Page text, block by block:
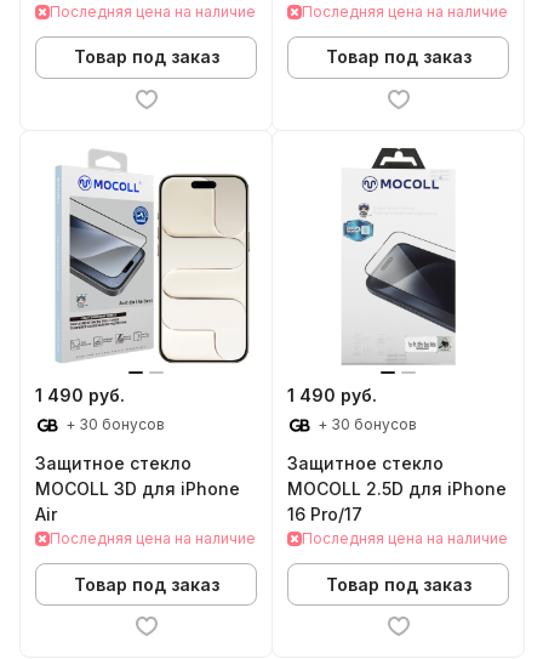
Последняя цена на наличие
Товар под заказ
Последняя цена на наличие
Товар под заказ
1 490 руб.
+ 30 бонусов
Защитное стекло
MOCOLL 3D для iPhone
Air
Последняя цена на наличие
Товар под заказ
1 490 руб.
+ 30 бонусов
Защитное стекло
MOCOLL 2.5D для iPhone
16 Pro/17
Последняя цена на наличие
Товар под заказ